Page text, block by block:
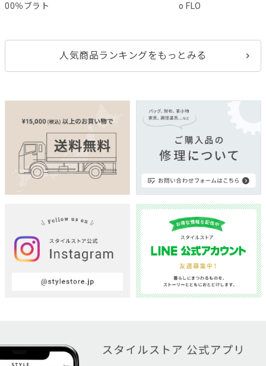
00％ブラト
o FLO
人気商品ランキングをもっとみる